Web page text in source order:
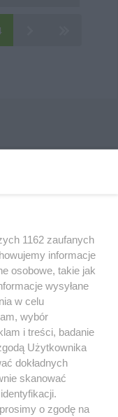
Informacyjny Miasta
HOSTING
FACEBOOK KONTAKT
Muzyka i kultura
1162 zaufanych
informacje
osobowe, takie jak
wysyłane
w celu
wybór
i treści, badanie
Użytkownika
dokładnych
skanować
o zgodę na